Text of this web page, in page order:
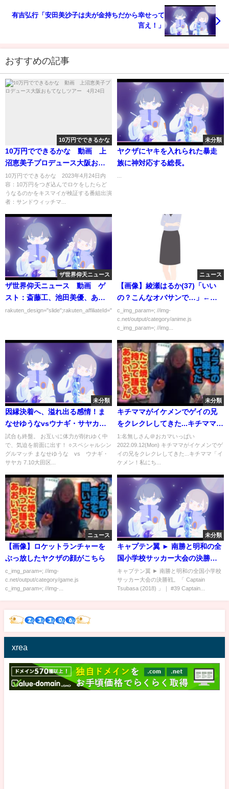
有吉弘行「安田美沙子は夫が金持ちだから幸せって
言え！」
おすすめの記事
10万円でできるかな
10万円でできるかな 動画 上
沼恵美子プロデュース大阪おも
てなしツアー 4月24日
10万円でできるかな 2023年4月24日内
容：10万円をつぎ込んでロケをしたらど
うなるのかをキスマイが検証する番組出演
者：サンドウィッチマ...
未分類
ヤクザにヤキを入れられた暴走
族に神対応する総長。
ザ世界仰天ニュース
ザ世界仰天ニュース 動画 ゲ
スト：斎藤工、池田美優、あば
れる君、箭内夢菜 3月7日
rakuten_design="slide";rakuten_affiliateId="00ed0224.63...
ニュース
【画像】綾瀬はるか(37)「いい
の？こんなオバサンで…」←ど
うする？
c_img_param=; //img-
c.net/output/category/anime.js
c_img_param=; //img...
未分類
因縁決着へ、溢れ出る感情！ま
なせゆうなvsウナギ・サヤカ｜
完全版はWRESTLE UNIVERSE
独占配信！
試合も終盤。 お互いに体力が削れゆく中
で、気迫を前面に出す！ ○スペシャルシン
グルマッチ まなせゆうな vs ウナギ・
サヤカ 7.10大田区...
未分類
キチママがイケメンでゲイの兄
をクレクレしてきた...キチママ
「イケメン！私にちょうだ
い！」私「ゲイですよ...」【2ch
ゆっくり解説】
1:名無しさん＠おカマいっぱい
2022.09.12(Mon) キチママがイケメンでゲ
イの兄をクレクレしてきた...キチママ「イ
ケメン！私にち...
ニュース
【画像】ロケットランチャーを
ぶっ放したヤクザの顔がこちら
c_img_param=; //img-
c.net/output/category/game.js
c_img_param=; //img-...
未分類
キャプテン翼 ► 南勝と明和の全
国小学校サッカー大会の決勝
戦。「 Captain Tsubasa (2018)
」｜ [最高の瞬間] #39
キャプテン翼 ► 南勝と明和の全国小学校
サッカー大会の決勝戦。「 Captain
Tsubasa (2018) 」｜ #39 Captain...
xrea